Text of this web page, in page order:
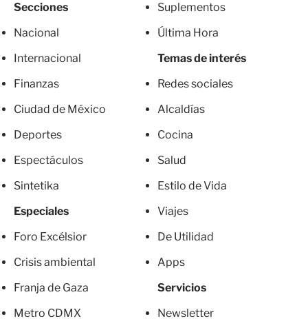
Secciones
Nacional
Internacional
Finanzas
Ciudad de México
Deportes
Espectáculos
Sintetika
Especiales
Foro Excélsior
Crisis ambiental
Franja de Gaza
Metro CDMX
Suplementos
Última Hora
Temas de interés
Redes sociales
Alcaldías
Cocina
Salud
Estilo de Vida
Viajes
De Utilidad
Apps
Servicios
Newsletter